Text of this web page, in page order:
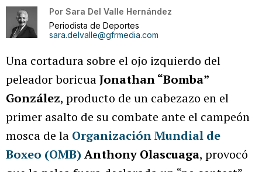
Por Sara Del Valle Hernández
Periodista de Deportes
sara.delvalle@gfrmedia.com
Una cortadura sobre el ojo izquierdo del
peleador boricuaJonathan “Bomba”
González, producto de un cabezazo en el
primer asalto de su combate ante el campeón
mosca de la Organización Mundial de
Boxeo (OMB) Anthony Olascuaga, provocó